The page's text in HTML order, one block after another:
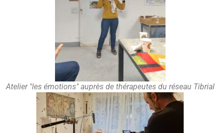
Atelier "les émotions" auprès de thérapeutes du réseau Tibrial